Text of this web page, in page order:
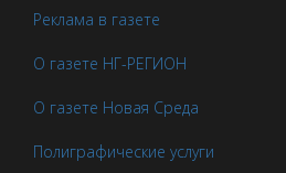
Реклама в газете
О газете НГ-РЕГИОН
О газете Новая Среда
Полиграфические услуги